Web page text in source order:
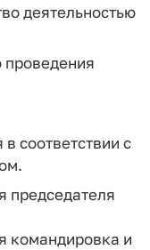
деятельностью
проведения
соответствии с
председателя
командировка и